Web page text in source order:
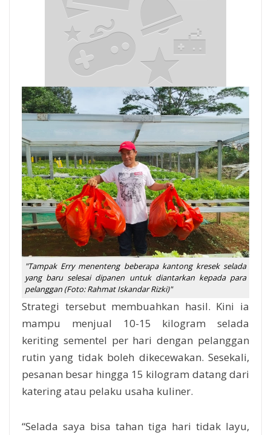
"Tampak Erry menenteng beberapa kantong kresek selada
yang baru selesai dipanen untuk diantarkan kepada para
pelanggan (Foto: Rahmat Iskandar Rizki)"
Strategi tersebut membuahkan hasil. Kini ia
mampu menjual 10-15 kilogram selada
keriting sementel per hari dengan pelanggan
rutin yang tidak boleh dikecewakan. Sesekali,
pesanan besar hingga 15 kilogram datang dari
katering atau pelaku usaha kuliner.
“Selada saya bisa tahan tiga hari tidak layu,